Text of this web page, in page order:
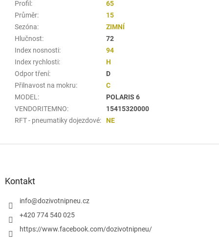
Profil :
65
Průměr:
15
Sezóna:
ZIMNÍ
Hlučnost:
72
Index nosnosti:
94
Index rychlosti:
H
Odpor tření:
D
Přilnavost na mokru:
C
MODEL :
POLARIS 6
VENDORITEMNO:
15415320000
RFT - pneumatiky dojezdové: NE
Kontakt
info@dozivotnipneu.cz
+420 774 540 025
https://www.facebook.com/dozivotnipneu/